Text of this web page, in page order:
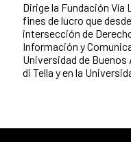
Dirige la Fundación
fines de lucro que
intersección de
Información y
Universidad de
di Tella y en la